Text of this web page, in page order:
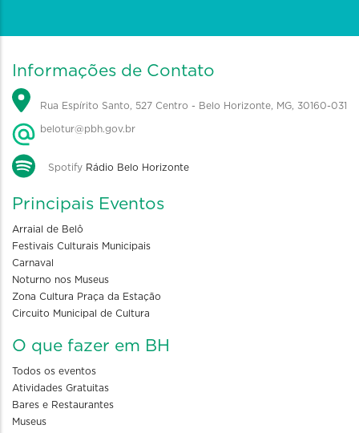
Informações de Contato
Rua Espírito Santo, 527 Centro - Belo Horizonte, MG, 30160-031
belotur@pbh.gov.br
Spotify Rádio Belo Horizonte
Principais Eventos
Arraial de Belô
Festivais Culturais Municipais
Carnaval
Noturno nos Museus
Zona Cultura Praça da Estação
Circuito Municipal de Cultura
O que fazer em BH
Todos os eventos
Atividades Gratuitas
Bares e Restaurantes
Museus